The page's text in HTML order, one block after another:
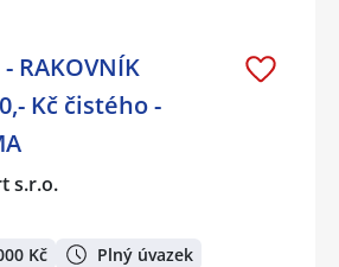
RAKOVNÍK
Kč čistého -
s.r.o.
Kč
Plný úvazek